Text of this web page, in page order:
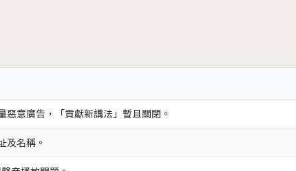
惡意廣告，「貢獻新講法」暫且關閉。
及名稱。